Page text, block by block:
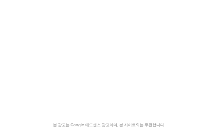
본 광고는 Google 애드센스 광고이며, 본 사이트와는 무관합니다.